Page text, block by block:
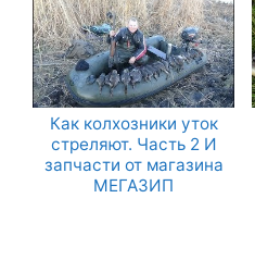
Как колхозники уток
стреляют. Часть 2 И
запчасти от магазина
МЕГАЗИП